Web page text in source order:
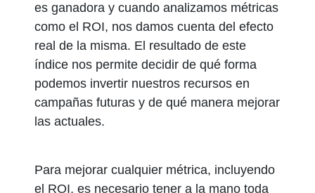
es ganadora y cuando analizamos métricas
como el ROI, nos damos cuenta del efecto
real de la misma. El resultado de este
índice nos permite decidir de qué forma
podemos invertir nuestros recursos en
campañas futuras y de qué manera mejorar
las actuales.
Para mejorar cualquier métrica, incluyendo
el ROI, es necesario tener a la mano toda